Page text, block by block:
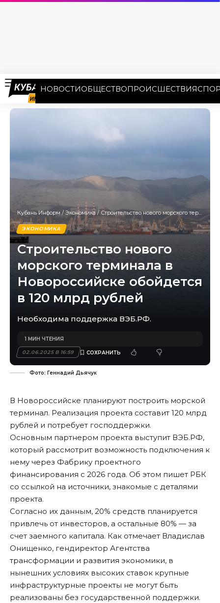
НОВОСТИОБЩЕСТВОПРОИСШЕСТВИЯ
Кубань Информ /Экономика/ Строительство нового морского терминала в Новороссийске обойдется в 120 млрд рублей
ЭКОНОМИКА
Строительство нового
морского терминала в
Новороссийске обойдется
в 120 млрд рублей
Необходима поддержка ВЭБ.РФ.
02.06.2025 В 16:59
1 МИН ЧТЕНИЯ
Фото: Геннадий Дьячук
В Новороссийске планируют построить морской
терминал. Реализация проекта составит 120 млрд
рублей и потребует господдержки.
Основным партнером проекта выступит ВЭБ.РФ,
который рассмотрит возможность подключения к
нему через Фабрику проектного
финансирования с 2026 года. Об этом пишет РБК
со ссылкой на источники, знакомые с деталями
проекта.
Согласно их данным, 20% средств планируется
привлечь от инвесторов, а остальные 80% — за
счет заемного капитала. Как отмечает Владислав
Онищенко, гендиректор Агентства
трансформации и развития экономики, в
нынешних условиях высоких ставок крупные
инфраструктурные проекты не могут быть
реализованы без государственной поддержки.